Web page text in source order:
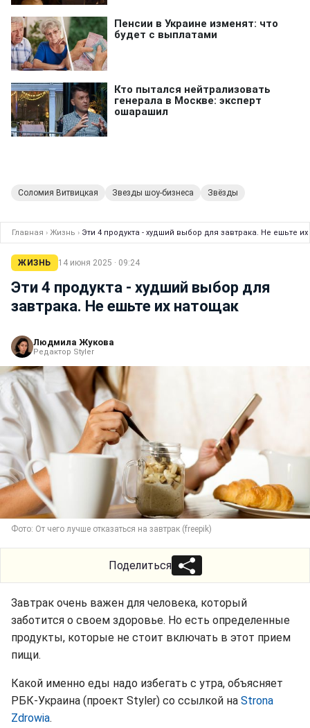
Соломия Витвицкая Звезды шоу-бизнеса Звёзды
Главная › Жизнь › Эти 4 продукта - худший выбор для завтрака. Не ешьте
ЖИЗНЬ 14 июня 2025 · 09:24
Эти 4 продукта - худший выбор для
завтрака. Не ешьте их натощак
Людмила Жукова
Редактор Styler
Фото: От чего лучше отказаться на завтрак (freepik)
Поделиться
Завтрак очень важен для человека, который
заботится о своем здоровье. Но есть определенные
продукты, которые не стоит включать в этот прием
пищи.
Какой именно еды надо избегать с утра, объясняет
РБК-Украина (проект Styler) со ссылкой на Strona
Zdrowia.